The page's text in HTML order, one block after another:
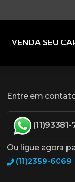
VENDA SEU
Entre em
(11)93381-
Ou ligue agora
(11)2359-6069